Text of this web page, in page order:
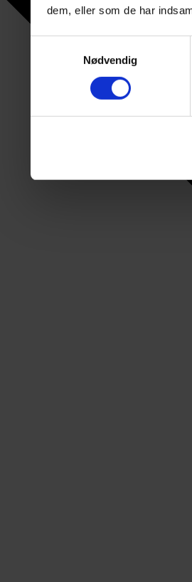
dem, eller som de har
Nødvendig